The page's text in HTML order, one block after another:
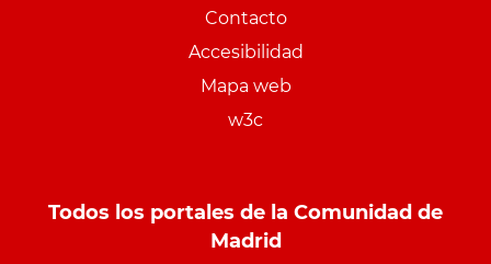
Contacto
Accesibilidad
Mapa web
w3c
Todos los portales de la Comunidad de
Madrid